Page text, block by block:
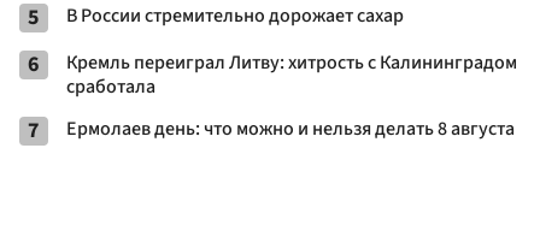
5 В России стремительно дорожает сахар
6
Кремль переиграл Литву: хитрость с Калининградом
сработала
7 Ермолаев день: что можно и нельзя делать 8 августа